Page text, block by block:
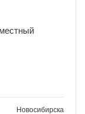
Новосибирска